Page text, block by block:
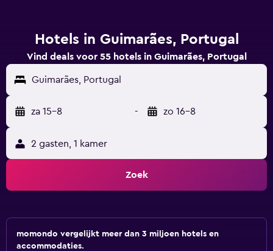
Hotels in Guimarães, Portugal
Vind deals voor 55 hotels in Guimarães, Portugal
Guimarães, Portugal
za 15-8 - zo 16-8
2 gasten, 1 kamer
Zoek
momondo vergelijkt meer dan 3 miljoen hotels en
accommodaties.